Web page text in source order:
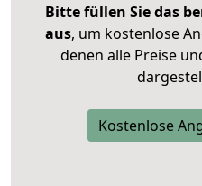
Bitte füllen Sie das
aus, um kostenlose
denen alle Preise
Kostenlose